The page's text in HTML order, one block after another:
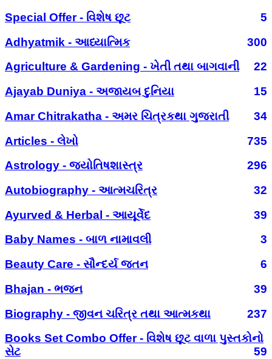
Special Offer - વિશેષ છૂટ
5
Adhyatmik - આધ્યાત્મિક
300
Agriculture & Gardening - ખેતી તથા બાગવાની
22
Ajayab Duniya - અજાયબ દુનિયા
15
Amar Chitrakatha - અમર ચિત્રકથા ગુજરાતી
34
Articles - લેખો
735
Astrology - જ્યોતિષશાસ્ત્ર
296
Autobiography - આત્મચરિત્ર
32
Ayurved & Herbal - આયૂર્વેદ
39
Baby Names - બાળ નામાવલી
3
Beauty Care - સૌન્દર્ય જતન
6
Bhajan - ભજન
39
Biography - જીવન ચરિત્ર તથા આત્મકથા
237
Books Set Combo Offer - વિશેષ છૂટ વાળા પુસ્તકોનો
સેટ
59